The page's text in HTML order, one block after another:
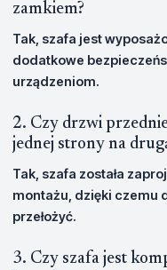
zamkiem?
Tak, szafa jest
dodatkowe
urządzeniom.
2. Czy drzwi
jednej strony na
Tak, szafa została
montażu, dzięki czemu
przełożyć.
3. Czy szafa jest